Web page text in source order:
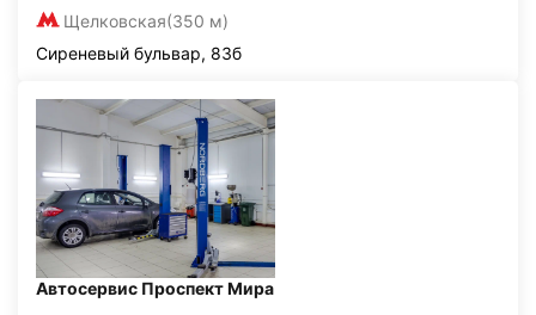
Щелковская(350 м)
Сиреневый бульвар, 83б
Автосервис Проспект Мира